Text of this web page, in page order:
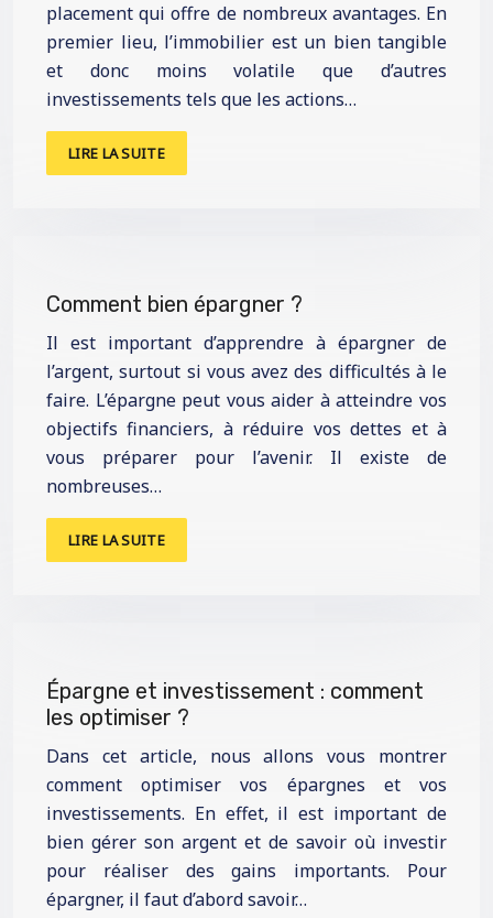
placement qui offre de nombreux avantages. En
premier lieu, l’immobilier est un bien tangible
et donc moins volatile que d’autres
investissements tels que les actions…
LIRE LA SUITE
Comment bien épargner ?
Il est important d’apprendre à épargner de
l’argent, surtout si vous avez des difficultés à le
faire. L’épargne peut vous aider à atteindre vos
objectifs financiers, à réduire vos dettes et à
vous préparer pour l’avenir. Il existe de
nombreuses…
LIRE LA SUITE
Épargne et investissement : comment
les optimiser ?
Dans cet article, nous allons vous montrer
comment optimiser vos épargnes et vos
investissements. En effet, il est important de
bien gérer son argent et de savoir où investir
pour réaliser des gains importants. Pour
épargner, il faut d’abord savoir…